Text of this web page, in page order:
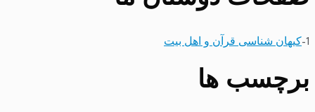
1- کیهان شناسی قرآن و اهل بیت
برچسب ها